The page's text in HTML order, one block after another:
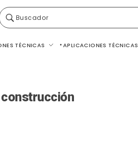
Buscador
TÉCNICAS APLICACIONES TÉCNICAS